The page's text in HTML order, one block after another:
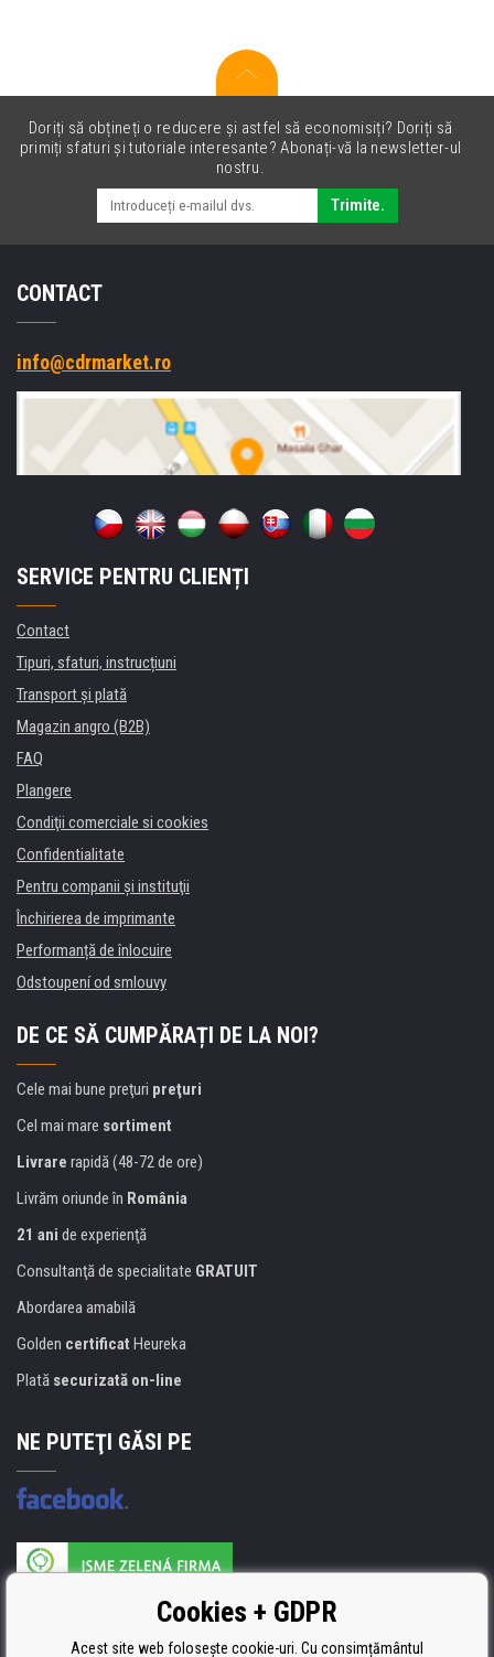
Doriți să obțineți o reducere și astfel să economisiți? Doriți să
primiți sfaturi și tutoriale interesante? Abonați-vă la newsletter-ul
nostru.
Trimite.
CONTACT
info@cdrmarket.ro
SERVICE PENTRU CLIENȚI
Contact
Tipuri, sfaturi, instrucțiuni
Transport şi plată
Magazin angro (B2B)
FAQ
Plangere
Condiţii comerciale si cookies
Confidentialitate
Pentru companii și instituţii
Închirierea de imprimante
Performanță de înlocuire
Odstoupení od smlouvy
DE CE SĂ CUMPĂRAȚI DE LA NOI?
Cele mai bune preţuri preţuri
Cel mai mare sortiment
Livrare rapidă (48-72 de ore)
Livrăm oriunde în România
21 ani de experienţă
Consultanţă de specialitate GRATUIT
Abordarea amabilă
Golden certificat Heureka
Plată securizată on-line
NE PUTEŢI GĂSI PE
Producătorul umpluturii de rezervă este certificat
ISO 9001, ISO 14001 şi STMC.Cookies + GDPR
Acest site web folosește cookie-uri. Cu consimțământul